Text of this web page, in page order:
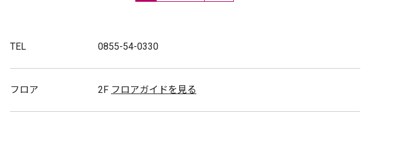
TEL 0855-54-0330
フロア 2F フロアガイドを見る